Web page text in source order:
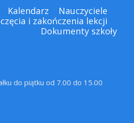
Kalendarz
Nauczyciele
i zakończenia lekcji
Dokumenty szkoły
do piątku od 7.00 do 15.00